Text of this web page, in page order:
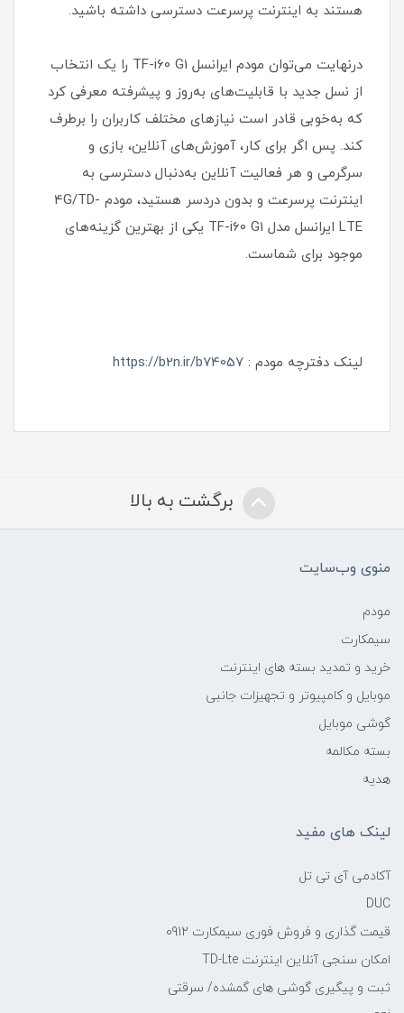
هستند به اینترنت پرسرعت دسترسی داشته باشید.
درنهایت می‌توان مودم ایرانسل TF-i60 G1 را یک انتخاب
از نسل جدید با قابلیت‌های به‌روز و پیشرفته معرفی کرد
که به‌خوبی قادر است نیازهای مختلف کاربران را برطرف
کند. پس اگر برای کار، آموزش‌های آنلاین، بازی و
سرگرمی و هر فعالیت آنلاین به‌دنبال دسترسی به
اینترنت پرسرعت و بدون دردسر هستید، مودم 4G/TD-
LTE ایرانسل مدل TF-i60 G1 یکی از بهترین گزینه‌های
موجود برای شماست.
لینک دفترچه مودم : https://b2n.ir/b74057
برگشت به بالا
منوی وب‌سایت
مودم
سیمکارت
خرید و تمدید بسته های اینترنت
موبایل و کامپیوتر و تجهیزات جانبی
گوشی موبایل
بسته مکالمه
هدیه
لینک های مفید
آکادمی آی تی تل
DUC
قیمت گذاری و فروش فوری سیمکارت 0912
امکان سنجی آنلاین اینترنت TD-Lte
ثبت و پیگیری گوشی های گمشده/ سرقتی